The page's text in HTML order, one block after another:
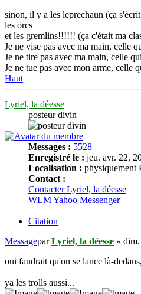
sinon, il y a les leprechaun (ça
les orcs
et les gremlins!!!!!! (ça c'était ma
Je ne vise pas avec ma main, celle
Je ne tire pas avec ma main, celle
Je ne tue pas avec mon arme, celle
Haut
Lyriel, la déesse
posteur divin
Messages : 5528
Enregistré le : jeu. avr. 22,
Localisation : physiquement
Contact :
Contacter Lyriel, la déesse
WLMYahoo Messenger
Citation
MessageparLyriel, la déesse »
oui faudrait qu'on se lance là-
ya les trolls aussi...